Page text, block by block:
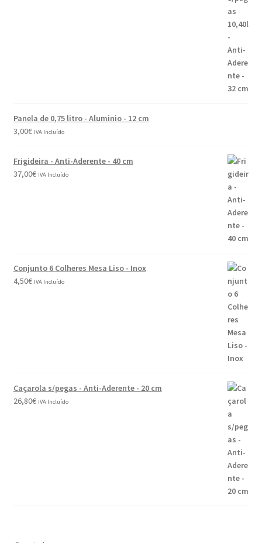
Panela de 0,75 litro - Aluminio - 12 cm
3,00€ IVA Incluído
Frigideira - Anti-Aderente - 40 cm
37,00€ IVA Incluído
Conjunto 6 Colheres Mesa Liso - Inox
4,50€ IVA Incluído
Caçarola s/pegas - Anti-Aderente - 20 cm
26,80€ IVA Incluído